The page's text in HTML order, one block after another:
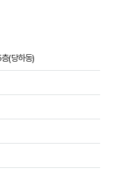
(당하동)